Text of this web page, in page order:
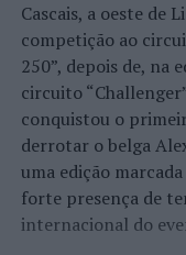
PRÓXIMO
Madeira: PSP faz
estupefacientes
NÃO PERCA
Confederação
depois, falta
Estatuto da
Cascais, a oeste de
competição ao
250”, depois de, na
circuito
conquistou o
derrotar o belga
uma edição
forte presença de
internacional do